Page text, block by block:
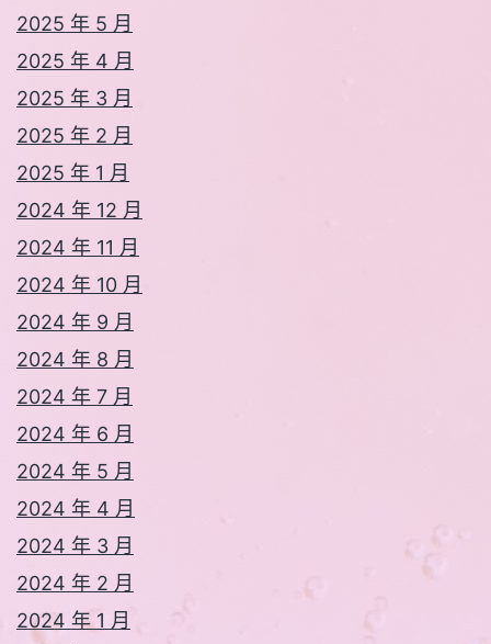
2025 年 5 月
2025 年 4 月
2025 年 3 月
2025 年 2 月
2025 年 1 月
2024 年 12 月
2024 年 11 月
2024 年 10 月
2024 年 9 月
2024 年 8 月
2024 年 7 月
2024 年 6 月
2024 年 5 月
2024 年 4 月
2024 年 3 月
2024 年 2 月
2024 年 1 月